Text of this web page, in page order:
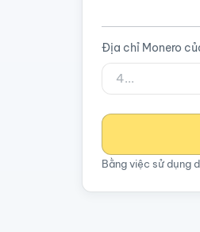
Địa chỉ Monero
Bằng việc sử dụng